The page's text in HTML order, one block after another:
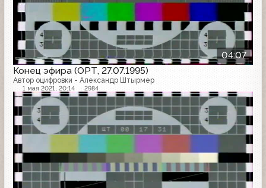
04:07
Конец эфира (ОРТ, 27.07.1995)
Автор оцифровки - Александр Штырмер
1 мая 2021, 20:14 2984
Конец эфира